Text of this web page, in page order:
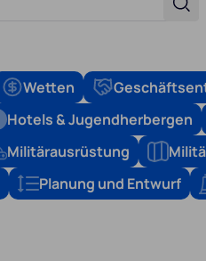
Wetten
Hotels & Jugendherbergen
Militärausrüstung
Planung und Entwurf